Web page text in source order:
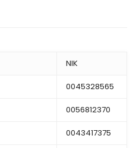
NIK
0045328565
0056812370
0043417375